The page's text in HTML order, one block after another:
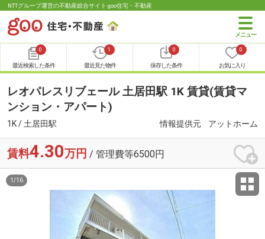
NTTグループ運営の不動産総合サイト goo住宅・不動産
0
最近検索した条件
1
最近見た物件
0
保存した条件
0
お気に入り
レオパレスリブェール 土居田駅 1K 賃貸(賃貸マ
ンション・アパート)
1K / 土居田駅 情報提供元 アットホーム
賃料4.30万円 / 管理費等6500円
1 /16